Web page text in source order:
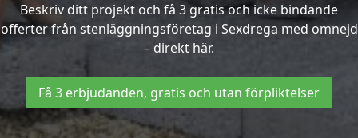
Beskriv ditt projekt och få 3 gratis och icke bindande
offerter från stenläggningsföretag i Sexdrega med omnejd
– direkt här.
Få 3 erbjudanden, gratis och utan förpliktelser